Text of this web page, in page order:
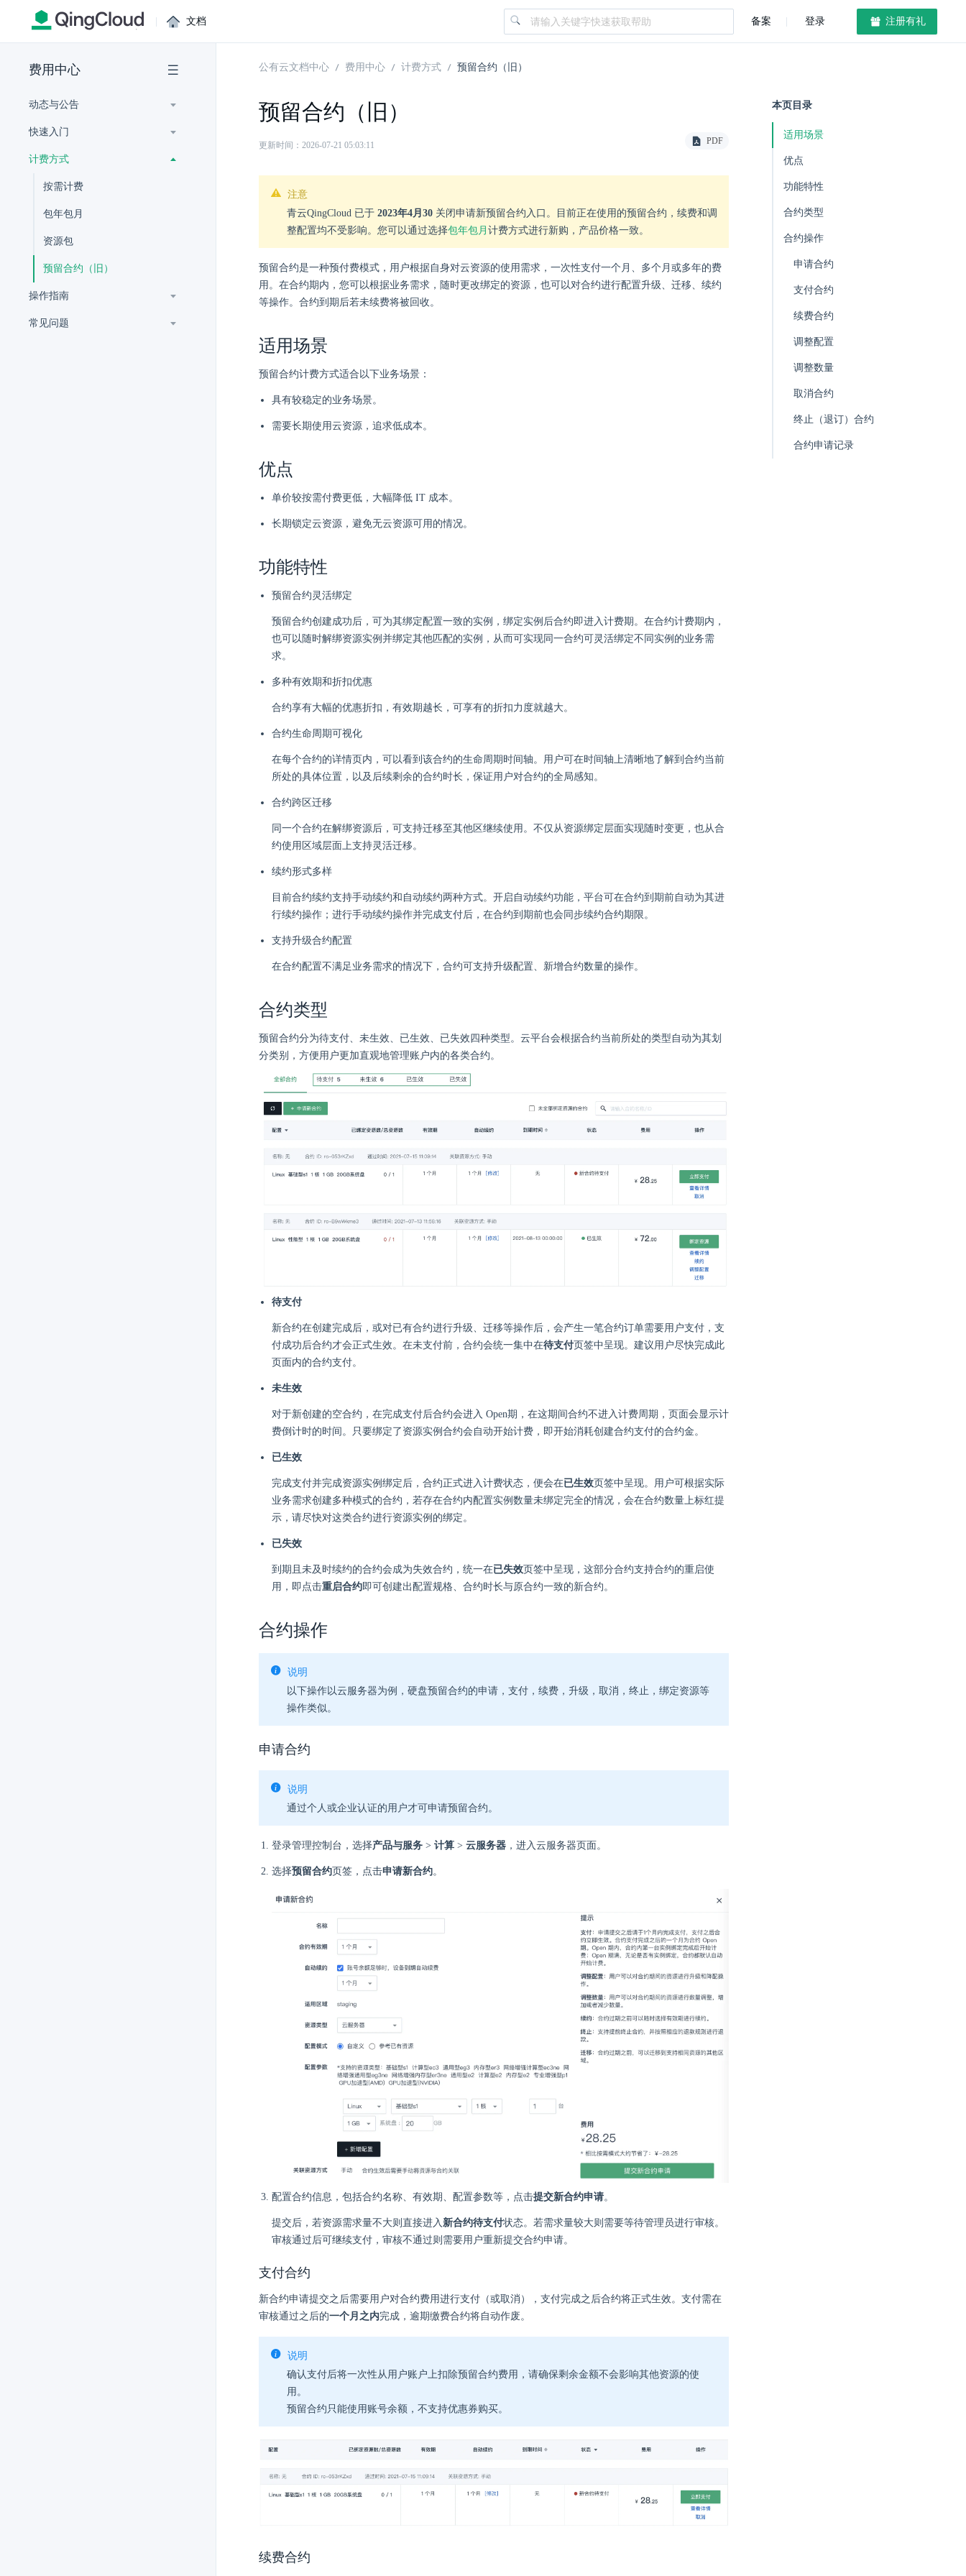
| 文档 备案 登录 注册有礼
费用中心
动态与公告
快速入门
计费方式
按需计费
包年包月
资源包
预留合约（旧）
操作指南
常见问题
公有云文档中心 费用中心 计费方式 预留合约（旧）
预留合约（旧）
更新时间：2026-07-21 05:03:11 PDF
注意
青云QingCloud 已于 2023年4月30 关闭申请新预留合约入口。目前正在使用的预留合约，续费和调
整配置均不受影响。您可以通过选择包年包月 计费方式进行新购，产品价格一致。
预留合约是一种预付费模式，用户根据自身对云资源的使用需求，一次性支付一个月、多个月或多年的费
用。在合约期内，您可以根据业务需求，随时更改绑定的资源，也可以对合约进行配置升级、迁移、续约
等操作。合约到期后若未续费将被回收。
适用场景
预留合约计费方式适合以下业务场景：
具有较稳定的业务场景。
需要长期使用云资源，追求低成本。
优点
单价较按需付费更低，大幅降低 IT 成本。
长期锁定云资源，避免无云资源可用的情况。
功能特性
预留合约灵活绑定
预留合约创建成功后，可为其绑定配置一致的实例，绑定实例后合约即进入计费期。在合约计费期内，
也可以随时解绑资源实例并绑定其他匹配的实例，从而可实现同一合约可灵活绑定不同实例的业务需
求。
多种有效期和折扣优惠
合约享有大幅的优惠折扣，有效期越长，可享有的折扣力度就越大。
合约生命周期可视化
在每个合约的详情页内，可以看到该合约的生命周期时间轴。用户可在时间轴上清晰地了解到合约当前
所处的具体位置，以及后续剩余的合约时长，保证用户对合约的全局感知。
合约跨区迁移
同一个合约在解绑资源后，可支持迁移至其他区继续使用。不仅从资源绑定层面实现随时变更，也从合
约使用区域层面上支持灵活迁移。
续约形式多样
目前合约续约支持手动续约和自动续约两种方式。开启自动续约功能，平台可在合约到期前自动为其进
行续约操作；进行手动续约操作并完成支付后，在合约到期前也会同步续约合约期限。
支持升级合约配置
在合约配置不满足业务需求的情况下，合约可支持升级配置、新增合约数量的操作。
合约类型
预留合约分为待支付、未生效、已生效、已失效四种类型。云平台会根据合约当前所处的类型自动为其划
分类别，方便用户更加直观地管理账户内的各类合约。
待支付
新合约在创建完成后，或对已有合约进行升级、迁移等操作后，会产生一笔合约订单需要用户支付，支
付成功后合约才会正式生效。在未支付前，合约会统一集中在待支付页签中呈现。建议用户尽快完成此
页面内的合约支付。
未生效
对于新创建的空合约，在完成支付后合约会进入 Open期，在这期间合约不进入计费周期，页面会显示计
费倒计时的时间。只要绑定了资源实例合约会自动开始计费，即开始消耗创建合约支付的合约金。
已生效
完成支付并完成资源实例绑定后，合约正式进入计费状态，便会在已生效页签中呈现。用户可根据实际
业务需求创建多种模式的合约，若存在合约内配置实例数量未绑定完全的情况，会在合约数量上标红提
示，请尽快对这类合约进行资源实例的绑定。
已失效
到期且未及时续约的合约会成为失效合约，统一在已失效页签中呈现，这部分合约支持合约的重启使
用，即点击重启合约即可创建出配置规格、合约时长与原合约一致的新合约。
合约操作
说明
以下操作以云服务器为例，硬盘预留合约的申请，支付，续费，升级，取消，终止，绑定资源等
操作类似。
申请合约
说明
通过个人或企业认证的用户才可申请预留合约。
登录管理控制台，选择产品与服务 > 计算 > 云服务器 ，进入云服务器页面。
选择预留合约页签，点击申请新合约。
配置合约信息，包括合约名称、有效期、配置参数等，点击提交新合约申请。
提交后，若资源需求量不大则直接进入新合约待支付状态。若需求量较大则需要等待管理员进行审核。
审核通过后可继续支付，审核不通过则需要用户重新提交合约申请。
支付合约
新合约申请提交之后需要用户对合约费用进行支付（或取消），支付完成之后合约将正式生效。支付需在
审核通过之后的一个月之内完成，逾期缴费合约将自动作废。
说明
确认支付后将一次性从用户账户上扣除预留合约费用，请确保剩余金额不会影响其他资源的使
用。
预留合约只能使用账号余额，不支持优惠券购买。
续费合约
本页目录
适用场景
优点
功能特性
合约类型
合约操作
申请合约
支付合约
续费合约
调整配置
调整数量
取消合约
终止（退订）合约
合约申请记录